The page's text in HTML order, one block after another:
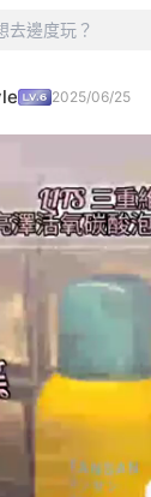
2025/06/25